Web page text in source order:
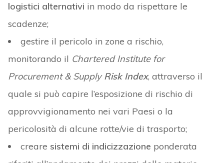
logistici alternativi in modo da rispettare le
scadenze;
gestire il pericolo in zone a rischio,
monitorando il Chartered Institute for
Procurement & SupplyRisk Index, attraverso il
quale si può capire l’esposizione di rischio di
approvvigionamento nei vari Paesi o la
pericolosità di alcune rotte/vie di trasporto;
creare sistemi di indicizzazione ponderata